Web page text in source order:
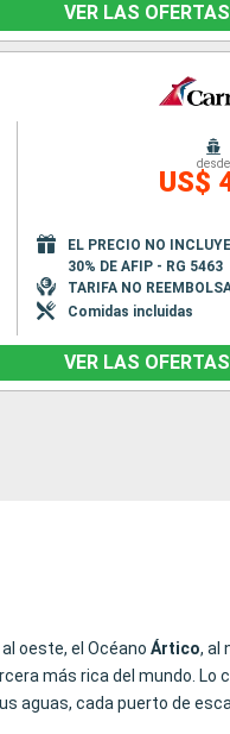
VER LAS OFERTAS
desde
US$
EL PRECIO NO
30% DE AFIP - RG 5463
TARIFA NO
Comidas incluidas
VER LAS OFERTAS
al oeste, el Océano Ártico, al
más rica del mundo. Lo
aguas, cada puerto de